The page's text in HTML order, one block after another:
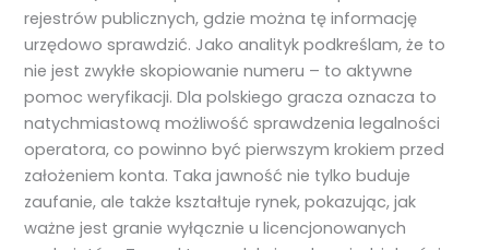
rejestrów publicznych, gdzie można tę informację
urzędowo sprawdzić. Jako analityk podkreślam, że to
nie jest zwykłe skopiowanie numeru – to aktywne
pomoc weryfikacji. Dla polskiego gracza oznacza to
natychmiastową możliwość sprawdzenia legalności
operatora, co powinno być pierwszym krokiem przed
założeniem konta. Taka jawność nie tylko buduje
zaufanie, ale także kształtuje rynek, pokazując, jak
ważne jest granie wyłącznie u licencjonowanych